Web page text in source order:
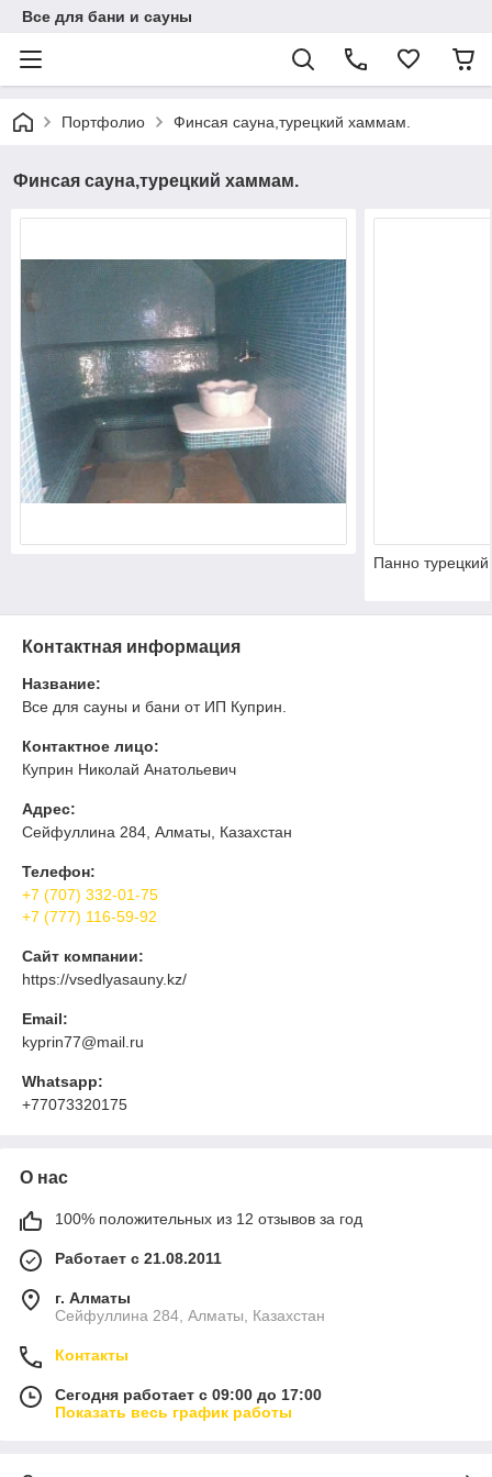
Все для бани и сауны
Портфолио Финсая сауна,турецкий хаммам.
Финсая сауна,турецкий хаммам.
Панно
Контактная информация
Название:
Все для сауны и бани от ИП Куприн.
Контактное лицо:
Куприн Николай Анатольевич
Адрес:
Сейфуллина 284, Алматы, Казахстан
Телефон:
+7 (707) 332-01-75
+7 (777) 116-59-92
Сайт компании:
https://vsedlyasauny.kz/
Email:
kyprin77@mail.ru
Whatsapp:
+77073320175
О нас
100% положительных из 12 отзывов за год
Работает с 21.08.2011
г. Алматы
Сейфуллина 284, Алматы, Казахстан
Контакты
Сегодня работает с 09:00 до 17:00
Показать весь график работы